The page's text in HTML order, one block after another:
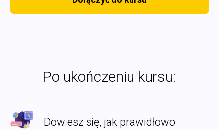
Po ukończeniu kursu:
Dowiesz się, jak prawidłowo